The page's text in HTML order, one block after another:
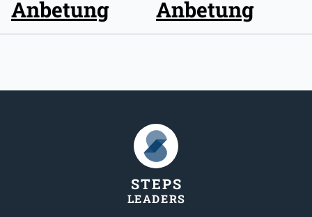
Anbetung
Anbetung
STEPS
LEADERS